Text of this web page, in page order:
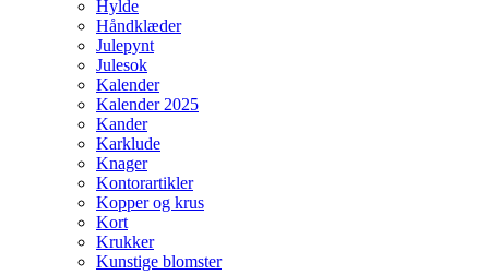
Hylde
Håndklæder
Julepynt
Julesok
Kalender
Kalender 2025
Kander
Karklude
Knager
Kontorartikler
Kopper og krus
Kort
Krukker
Kunstige blomster